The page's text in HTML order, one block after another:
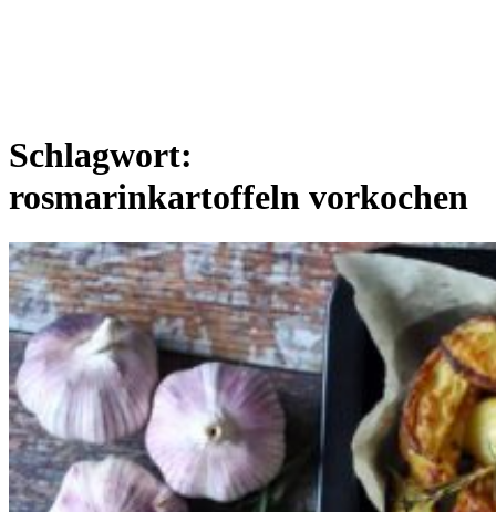
Schlagwort:
rosmarinkartoffeln vorkochen